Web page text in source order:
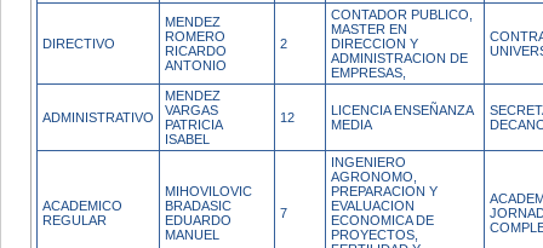
DIRECTIVO
MENDEZ
ROMERO
RICARDO
ANTONIO
2
CONTADOR PUBLICO,
MASTER EN
DIRECCION Y
ADMINISTRACION DE
EMPRESAS,
ADMINISTRATIVO
MENDEZ
VARGAS
PATRICIA
ISABEL
12
LICENCIA ENSEÑANZA
MEDIA
ACADEMICO
REGULAR
MIHOVILOVIC
BRADASIC
EDUARDO
MANUEL
7
INGENIERO
AGRONOMO,
PREPARACION Y
EVALUACION
ECONOMICA DE
PROYECTOS,